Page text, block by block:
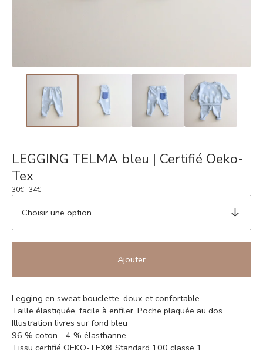
LEGGING TELMA bleu | Certifié Oeko-
Tex
30€- 34€
Ajouter
Legging en sweat bouclette, doux et confortable
Taille élastiquée, facile à enfiler. Poche plaquée au dos
Illustration livres sur fond bleu
96 % coton - 4 % élasthanne
Tissu certifié OEKO-TEX® Standard 100 classe 1